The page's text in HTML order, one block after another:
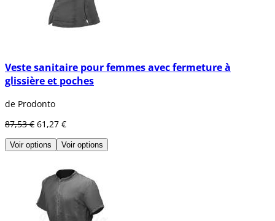
Veste sanitaire pour femmes avec fermeture à
glissière et poches
de Prodonto
87,53 € 61,27 €
Voir options Voir options